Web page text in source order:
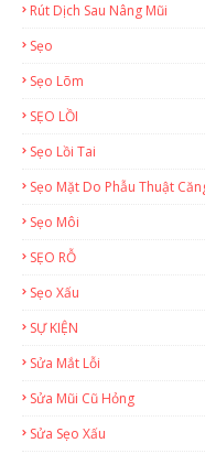
Rút Dịch Sau Nâng Mũi
Sẹo
Sẹo Lõm
SẸO LỒI
Sẹo Lồi Tai
Sẹo Mặt Do Phẫu Thuật
Sẹo Môi
SẸO RỖ
Sẹo Xấu
SỰ KIỆN
Sửa Mắt Lỗi
Sửa Mũi Cũ Hỏng
Sửa Sẹo Xấu